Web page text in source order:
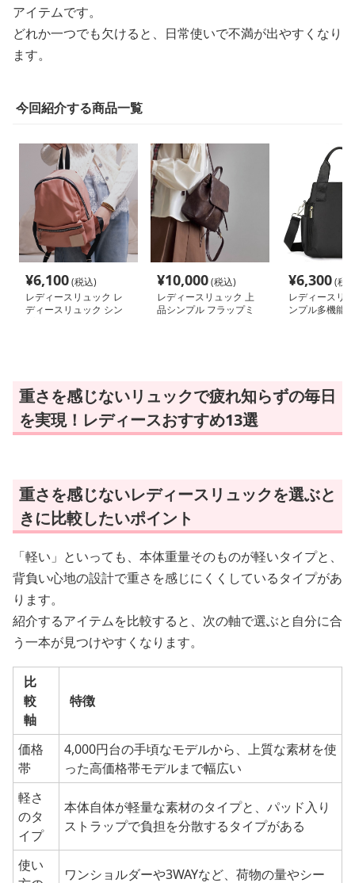
アイテムです。
どれか一つでも欠けると、日常使いで不満が出やすくなり
ます。
今回紹介する商品一覧
¥6,100(税込)
レディースリュック レ
ディースリュック シン
¥10,000(税込)
レディースリュック 上
品シンプル フラップミ
¥6,300(税
レディースリ
ンプル多機能
重さを感じないリュックで疲れ知らずの毎日
を実現！レディースおすすめ13選
重さを感じないレディースリュックを選ぶと
きに比較したいポイント
「軽い」といっても、本体重量そのものが軽いタイプと、
背負い心地の設計で重さを感じにくくしているタイプがあ
ります。
紹介するアイテムを比較すると、次の軸で選ぶと自分に合
う一本が見つけやすくなります。
比
較
軸
特徴
価格
帯
4,000円台の手頃なモデルから、上質な素材を使
った高価格帯モデルまで幅広い
軽さ
のタ
イプ
本体自体が軽量な素材のタイプと、パッド入り
ストラップで負担を分散するタイプがある
使い
ワンショルダーや3WAYなど、荷物の量やシー